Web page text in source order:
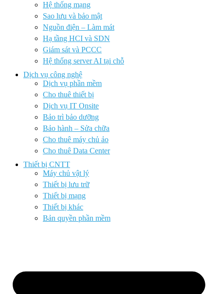
Hệ thống mạng
Sao lưu và bảo mật
Nguồn điện – Làm mát
Hạ tầng HCI và SDN
Giám sát và PCCC
Hệ thống server AI tại chỗ
Dịch vụ công nghệ
Dịch vụ phần mềm
Cho thuê thiết bị
Dịch vụ IT Onsite
Bảo trì bảo dưỡng
Bảo hành – Sửa chữa
Cho thuê máy chủ ảo
Cho thuê Data Center
Thiết bị CNTT
Máy chủ vật lý
Thiết bị lưu trữ
Thiết bị mạng
Thiết bị khác
Bản quyền phần mềm